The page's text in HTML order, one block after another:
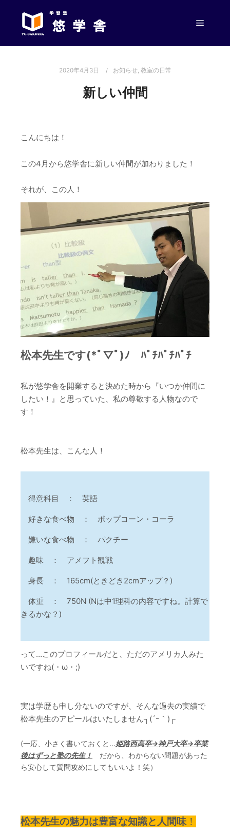
2020年4月3日 お知らせ, 教室の日常
新しい仲間
こんにちは！
この4月から悠学舎に新しい仲間が加わりました！
それが、この人！
松本先生です(*ﾟ▽ﾟ)ﾉ ﾊﾟﾁﾊﾟﾁﾊﾟﾁ
私が悠学舎を開業すると決めた時から『いつか仲間に
したい！』と思っていた、私の尊敬する人物なので
す！
松本先生は、こんな人！
得意科目 ： 英語
好きな食べ物 ： ポップコーン・コーラ
嫌いな食べ物 ： パクチー
趣味 ： アメフト観戦
身長 ： 165cm(ときどき2cmアップ？)
体重 ： 750N (Nは中1理科の内容ですね。計算で
きるかな？)
って…このプロフィールだと、ただのアメリカ人みた
いですね(・ω・;)
実は学歴も申し分ないのですが、そんな過去の実績で
松本先生のアピールはいたしません┐(´ｰ｀)┌
(一応、小さく書いておくと…姫路西高卒→神戸大卒→卒業
後はずっと塾の先生！
だから、わからない問題があった
ら安心して質問攻めにしてもいいよ！笑）
松本先生の魅力は豊富な知識と人間味！